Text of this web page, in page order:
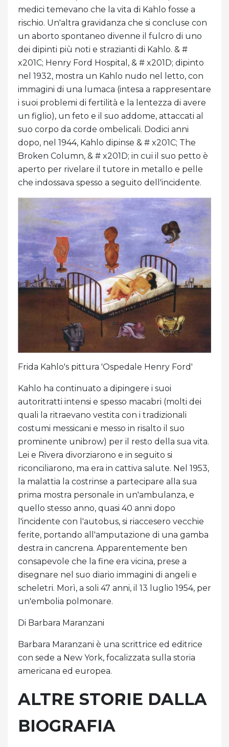
medici temevano che la vita di Kahlo fosse a
rischio. Un'altra gravidanza che si concluse con
un aborto spontaneo divenne il fulcro di uno
dei dipinti più noti e strazianti di Kahlo. & #
x201C; Henry Ford Hospital, & # x201D; dipinto
nel 1932, mostra un Kahlo nudo nel letto, con
immagini di una lumaca (intesa a rappresentare
i suoi problemi di fertilità e la lentezza di avere
un figlio), un feto e il suo addome, attaccati al
suo corpo da corde ombelicali. Dodici anni
dopo, nel 1944, Kahlo dipinse & # x201C; The
Broken Column, & # x201D; in cui il suo petto è
aperto per rivelare il tutore in metallo e pelle
che indossava spesso a seguito dell'incidente.
Frida Kahlo's pittura 'Ospedale Henry Ford'
Kahlo ha continuato a dipingere i suoi
autoritratti intensi e spesso macabri (molti dei
quali la ritraevano vestita con i tradizionali
costumi messicani e messo in risalto il suo
prominente unibrow) per il resto della sua vita.
Lei e Rivera divorziarono e in seguito si
riconciliarono, ma era in cattiva salute. Nel 1953,
la malattia la costrinse a partecipare alla sua
prima mostra personale in un'ambulanza, e
quello stesso anno, quasi 40 anni dopo
l'incidente con l'autobus, si riaccesero vecchie
ferite, portando all'amputazione di una gamba
destra in cancrena. Apparentemente ben
consapevole che la fine era vicina, prese a
disegnare nel suo diario immagini di angeli e
scheletri. Morì, a soli 47 anni, il 13 luglio 1954, per
un'embolia polmonare.
Di Barbara Maranzani
Barbara Maranzani è una scrittrice ed editrice
con sede a New York, focalizzata sulla storia
americana ed europea.
ALTRE STORIE DALLA
BIOGRAFIA